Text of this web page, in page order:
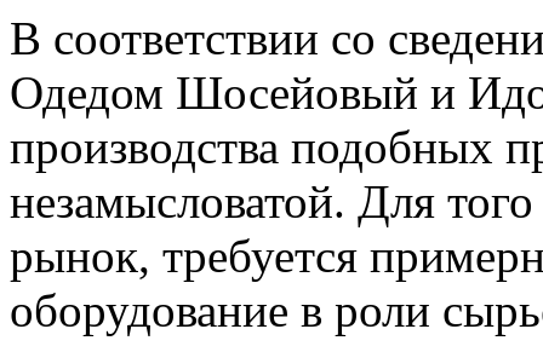
В соответствии со
Одедом Шосейовый и Идо
производства подобных
незамысловатой. Для
рынок, требуется
оборудование в роли